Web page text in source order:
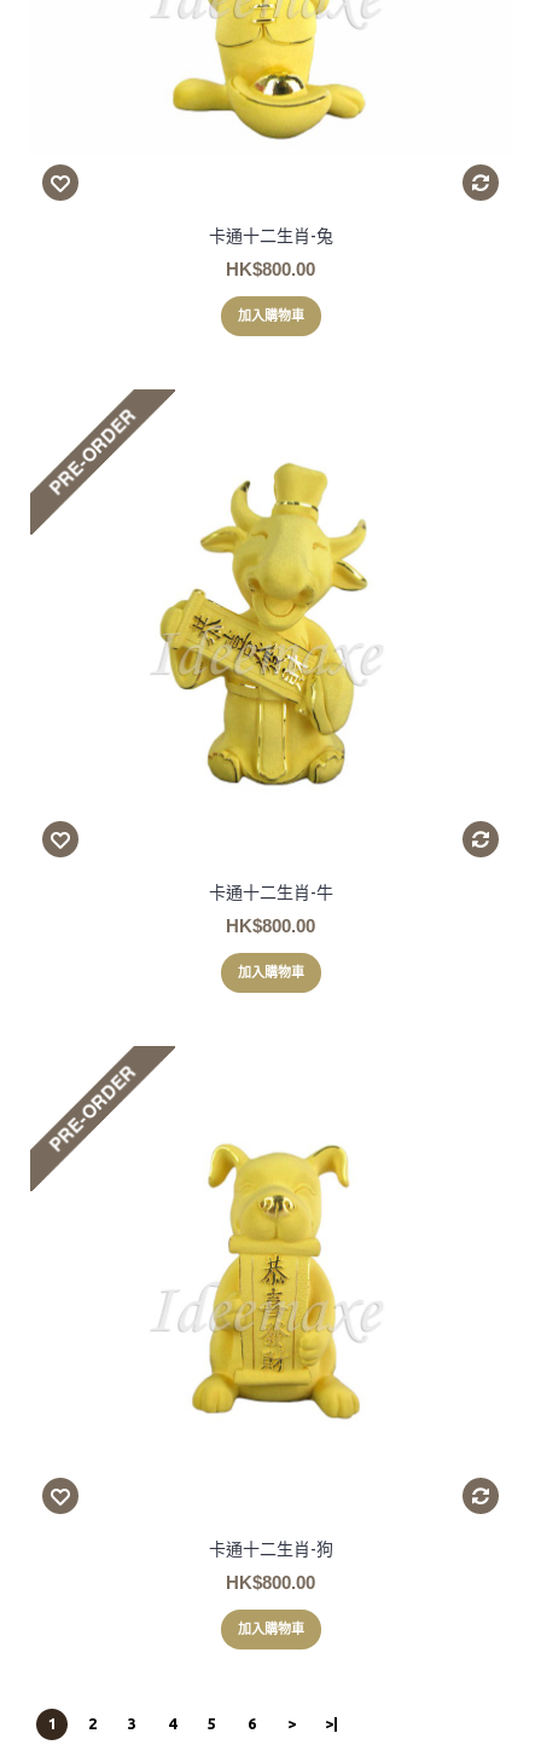
卡通十二生肖-兔
HK$800.00
加入購物車
卡通十二生肖-牛
HK$800.00
加入購物車
卡通十二生肖-狗
HK$800.00
加入購物車
1 2 3 4 5 6 > >|